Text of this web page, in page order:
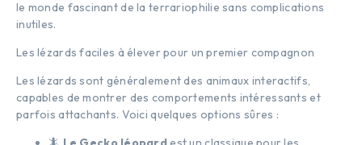
le monde fascinant de la terrariophilie sans complications
inutiles.
Les lézards faciles à élever pour un premier compagnon
Les lézards sont généralement des animaux interactifs,
capables de montrer des comportements intéressants et
parfois attachants. Voici quelques options sûres :